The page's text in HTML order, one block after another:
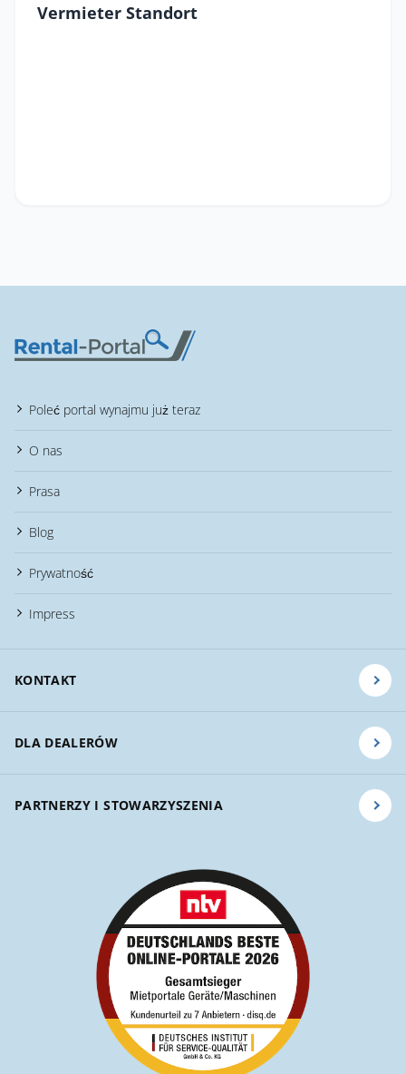
Vermieter Standort
Poleć portal wynajmu już teraz
O nas
Prasa
Blog
Prywatność
Impress
KONTAKT
DLA DEALERÓW
PARTNERZY I STOWARZYSZENIA